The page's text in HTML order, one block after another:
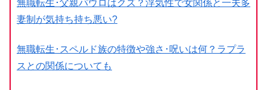
無職転生･父親パウロはクズ？浮気性で女関係と一夫多
妻制が気持ち持ち悪い?
無職転生･スペルド族の特徴や強さ･呪いは何？ラプラ
スとの関係についても